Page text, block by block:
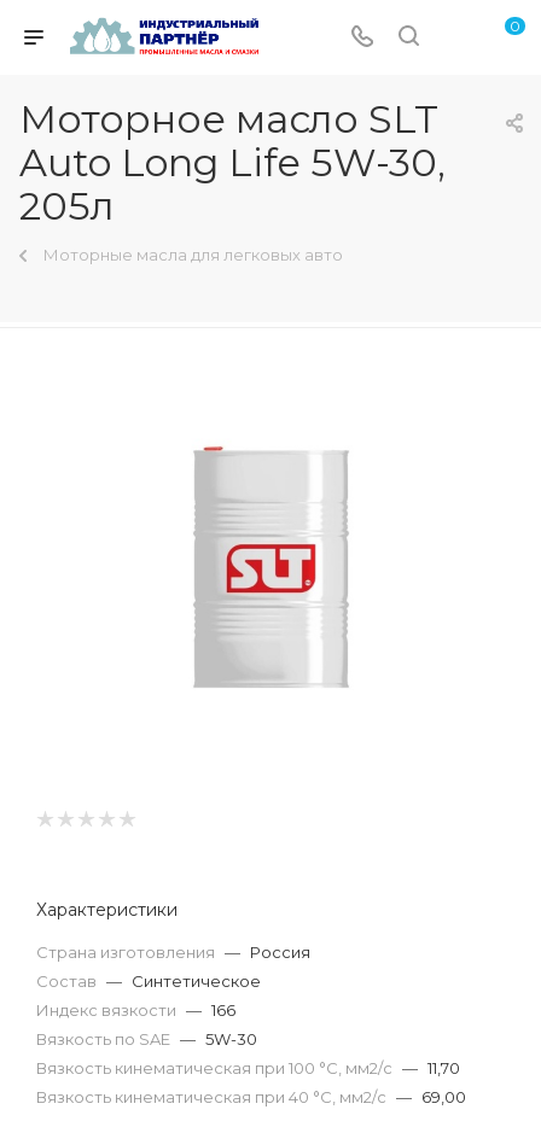
0
Моторное масло SLT
Auto Long Life 5W-30,
205л
Моторные масла для легковых авто
Характеристики
Страна изготовления — Россия
Состав — Синтетическое
Индекс вязкости — 166
Вязкость по SAE — 5W-30
Вязкость кинематическая при 100 °С, мм2/с — 11,70
Вязкость кинематическая при 40 °С, мм2/с — 69,00